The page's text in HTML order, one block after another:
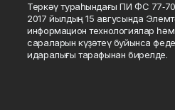
Теркәү тураһындағы ПИ ФС
2017 йылдың 15 авгусында
информацион технологиялар
сараларын күҙәтеү буйынса
идаралығы тарафынан бирелде.